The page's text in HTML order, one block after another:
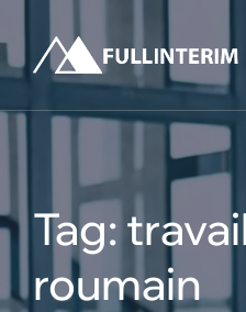
to
content
Tag:
roumain